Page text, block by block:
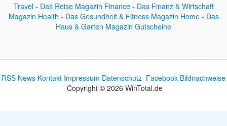
Travel - Das Reise Magazin Finance - Das Finanz & Wirtschaft
Magazin Health - Das Gesundheit & Fitness Magazin Home - Das
Haus & Garten Magazin Gutscheine
RSS News Kontakt Impressum Datenschutz Facebook Bildnachweise
Copyright © 2026 WinTotal.de